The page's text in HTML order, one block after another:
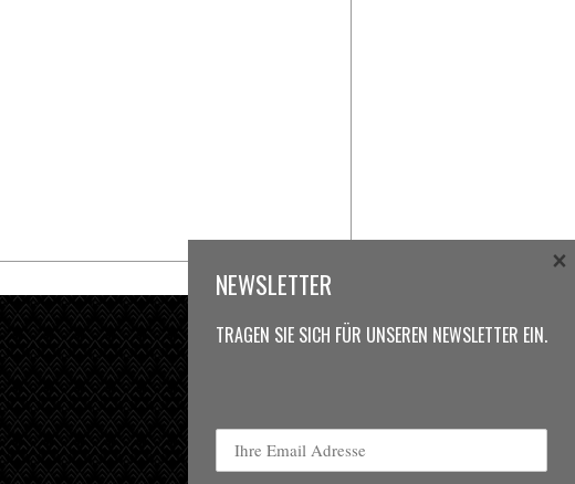
NEWSLETTER
TRAGEN SIE SICH FÜR UNSEREN NEWSLETTER EIN.
×